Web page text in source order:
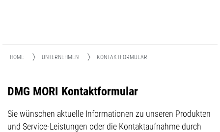
HOME UNTERNEHMEN KONTAKTFORMULAR
DMG MORI Kontaktformular
Sie wünschen aktuelle Informationen zu unseren Produkten
und Service-Leistungen oder die Kontaktaufnahme durch